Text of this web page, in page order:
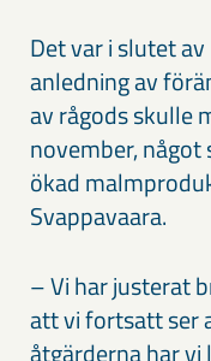
Det var i slutet
anledning av
av rågods skulle
november,
ökad
Svappavaara.
– Vi har justerat
att vi fortsatt ser
åtgärderna har